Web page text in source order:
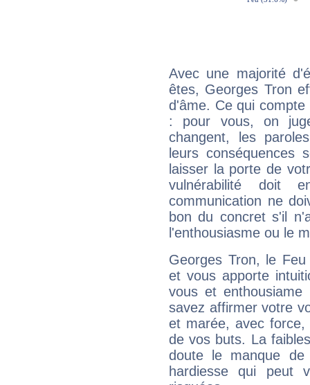
Avec une majorité
êtes, Georges Tron
d'âme. Ce qui
: pour vous, on
changent, les
leurs conséquences
laisser la porte de
vulnérabilité doit
communication ne
bon du concret s'il
l'enthousiasme ou le
Georges Tron, le
et vous apporte
vous et
savez affirmer votre
et marée, avec
de vos buts. La
doute le manque
hardiesse qui peut